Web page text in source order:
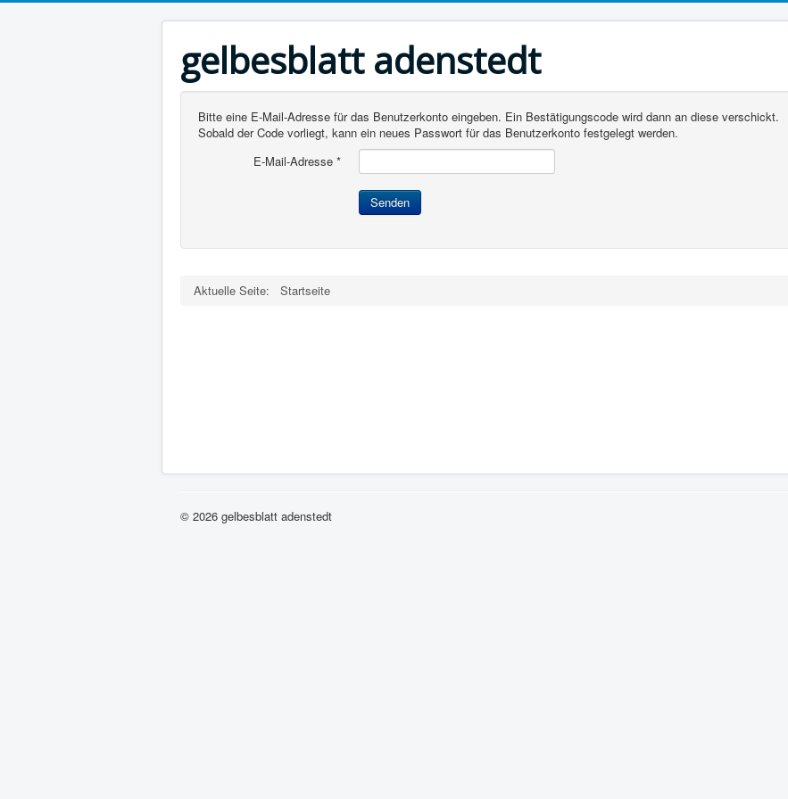
gelbesblatt adenstedt
Bitte eine E-Mail-Adresse für das Benutzerkonto eingeben. Ein Bestätigungscode wird dann an diese verschickt.
Sobald der Code vorliegt, kann ein neues Passwort für das Benutzerkonto festgelegt werden.
E-Mail-Adresse *
Senden
Aktuelle Seite: Startseite
© 2026 gelbesblatt adenstedt